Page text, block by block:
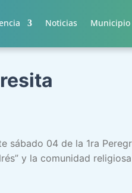
Noticias Municipio
sábado 04 de la 1ra
y la comunidad